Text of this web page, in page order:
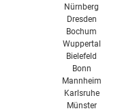
Nürnberg
Dresden
Bochum
Wuppertal
Bielefeld
Bonn
Mannheim
Karlsruhe
Münster